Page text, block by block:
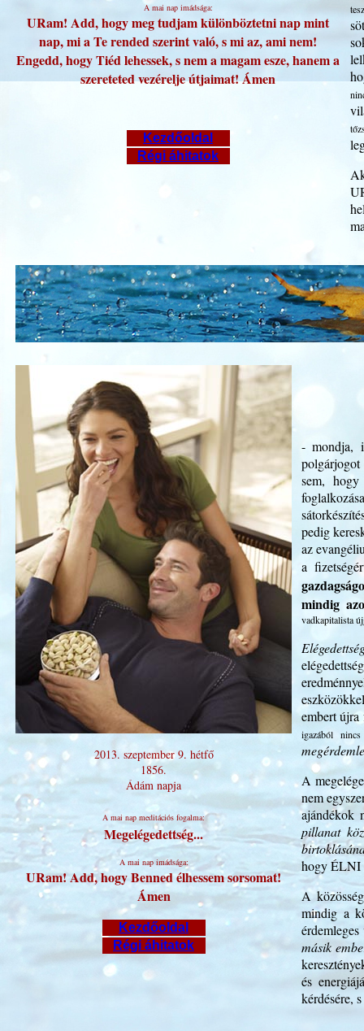
A mai nap imádsága:
URam! Add, hogy meg tudjam különböztetni nap mint
nap, mi a Te rended szerint való, s mi az, ami nem!
Engedd, hogy Tiéd lehessek, s nem a magam esze, hanem a
szereteted vezérelje útjaimat! Ámen
Kezdőoldal
Régi áhitatok
2013. szeptember 9. hétfő
1856.
Ádám napja
A mai nap meditációs fogalma:
Megelégedettség...
A mai nap imádsága:
URam! Add, hogy Benned élhessem sorsomat!
Ámen
Kezdőoldal
Régi áhitatok
- mondja,
polgárjogot
sem,
pedig
az
a
mindig
vadkapitalista
embert
igazából
A
nem
ajándékok
pillanat
hogy ÉLNI
A
mindig a
másik
és
kérdésére,